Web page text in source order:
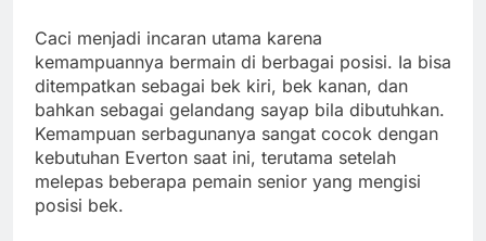
Caci menjadi incaran utama karena
kemampuannya bermain di berbagai posisi. Ia bisa
ditempatkan sebagai bek kiri, bek kanan, dan
bahkan sebagai gelandang sayap bila dibutuhkan.
Kemampuan serbagunanya sangat cocok dengan
kebutuhan Everton saat ini, terutama setelah
melepas beberapa pemain senior yang mengisi
posisi bek.